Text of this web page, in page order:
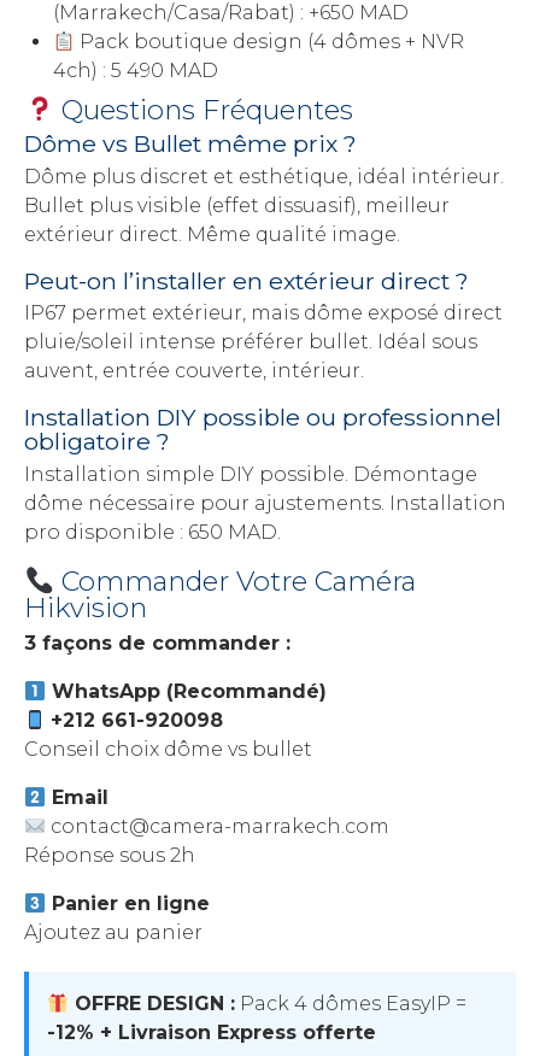
(Marrakech/Casa/Rabat) : +650 MAD
Pack boutique design (4 dômes + NVR
4ch) : 5 490 MAD
Questions Fréquentes
Dôme vs Bullet même prix ?
Dôme plus discret et esthétique, idéal intérieur.
Bullet plus visible (effet dissuasif), meilleur
extérieur direct. Même qualité image.
Peut-on l’installer en extérieur direct ?
IP67 permet extérieur, mais dôme exposé direct
pluie/soleil intense préférer bullet. Idéal sous
auvent, entrée couverte, intérieur.
Installation DIY possible ou professionnel
obligatoire ?
Installation simple DIY possible. Démontage
dôme nécessaire pour ajustements. Installation
pro disponible : 650 MAD.
Commander Votre Caméra
Hikvision
3 façons de commander :
WhatsApp (Recommandé)
+212 661-920098
Conseil choix dôme vs bullet
Email
contact@camera-marrakech.com
Réponse sous 2h
Panier en ligne
Ajoutez au panier
OFFRE DESIGN : Pack 4 dômes EasyIP =
-12% + Livraison Express offerte